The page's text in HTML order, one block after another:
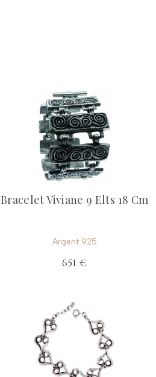
Bracelet Viviane 9 Elts 18 Cm
Argent 925
651 €